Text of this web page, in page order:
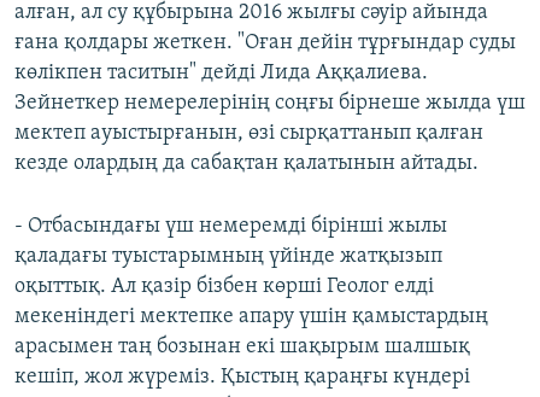
алған, ал су құбырына 2016 жылғы сәуір айында
ғана қолдары жеткен. "Оған дейін тұрғындар суды
көлікпен таситын" дейді Лида Аққалиева.
Зейнеткер немерелерінің соңғы бірнеше жылда үш
мектеп ауыстырғанын, өзі сырқаттанып қалған
кезде олардың да сабақтан қалатынын айтады.
- Отбасындағы үш немеремді бірінші жылы
қаладағы туыстарымның үйінде жатқызып
оқыттық. Ал қазір бізбен көрші Геолог елді
мекеніндегі мектепке апару үшін қамыстардың
арасымен таң бозынан екі шақырым шалшық
кешіп, жол жүреміз. Қыстың қараңғы күндері